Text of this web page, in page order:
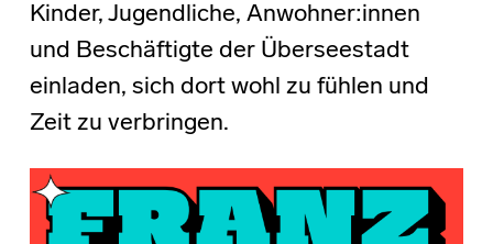
Kinder, Jugendliche, Anwohner:innen
und Beschäftigte der Überseestadt
einladen, sich dort wohl zu fühlen und
Zeit zu verbringen.